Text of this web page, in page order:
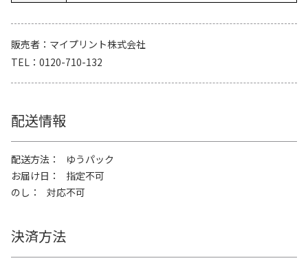
販売者
マイプリント株式会社
TEL
0120-710-132
配送情報
配送方法
ゆうパック
お届け日
指定不可
のし
対応不可
決済方法